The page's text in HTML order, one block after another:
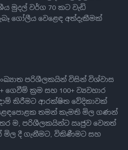
මුදල් වර්ග 70 කට වැඩි
ගෝලීය වෙළෙඳ අත්දැකීමක්
පරිශීලකයින් විසින් විශ්වාස
ගෙවීම් ක්‍රම සහ 100+ ව්‍යවහාර
කිරීමට ආරක්ෂිත වේදිකාවක්
තමන් කැමති මිල ගණන්
ම, පරිශීලකයින්ට ඍජුව වෙනත්
මිල දී ගැනීමට, විකිණීමට සහ